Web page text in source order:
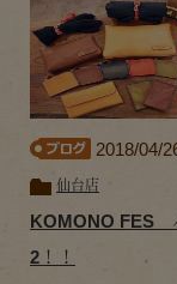
2018/04/
仙台店
KOMONO FES
2！！